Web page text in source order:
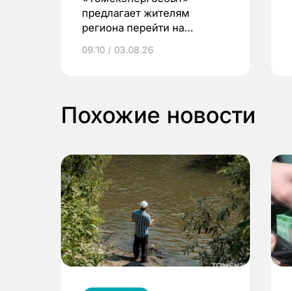
предлагает жителям
региона перейти на
выиграть призы
09:10 / 03.08.26
Похожие новости